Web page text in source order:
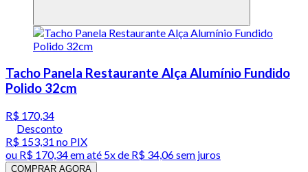
Tacho Panela Restaurante Alça Alumínio Fundido
Polido 32cm
R$ 170,34
Desconto
R$ 153,31 no PIX
ou R$ 170,34em até 5x de R$ 34,06 sem juros
COMPRAR AGORA